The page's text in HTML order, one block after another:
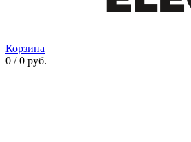
Корзина
0 / 0 руб.